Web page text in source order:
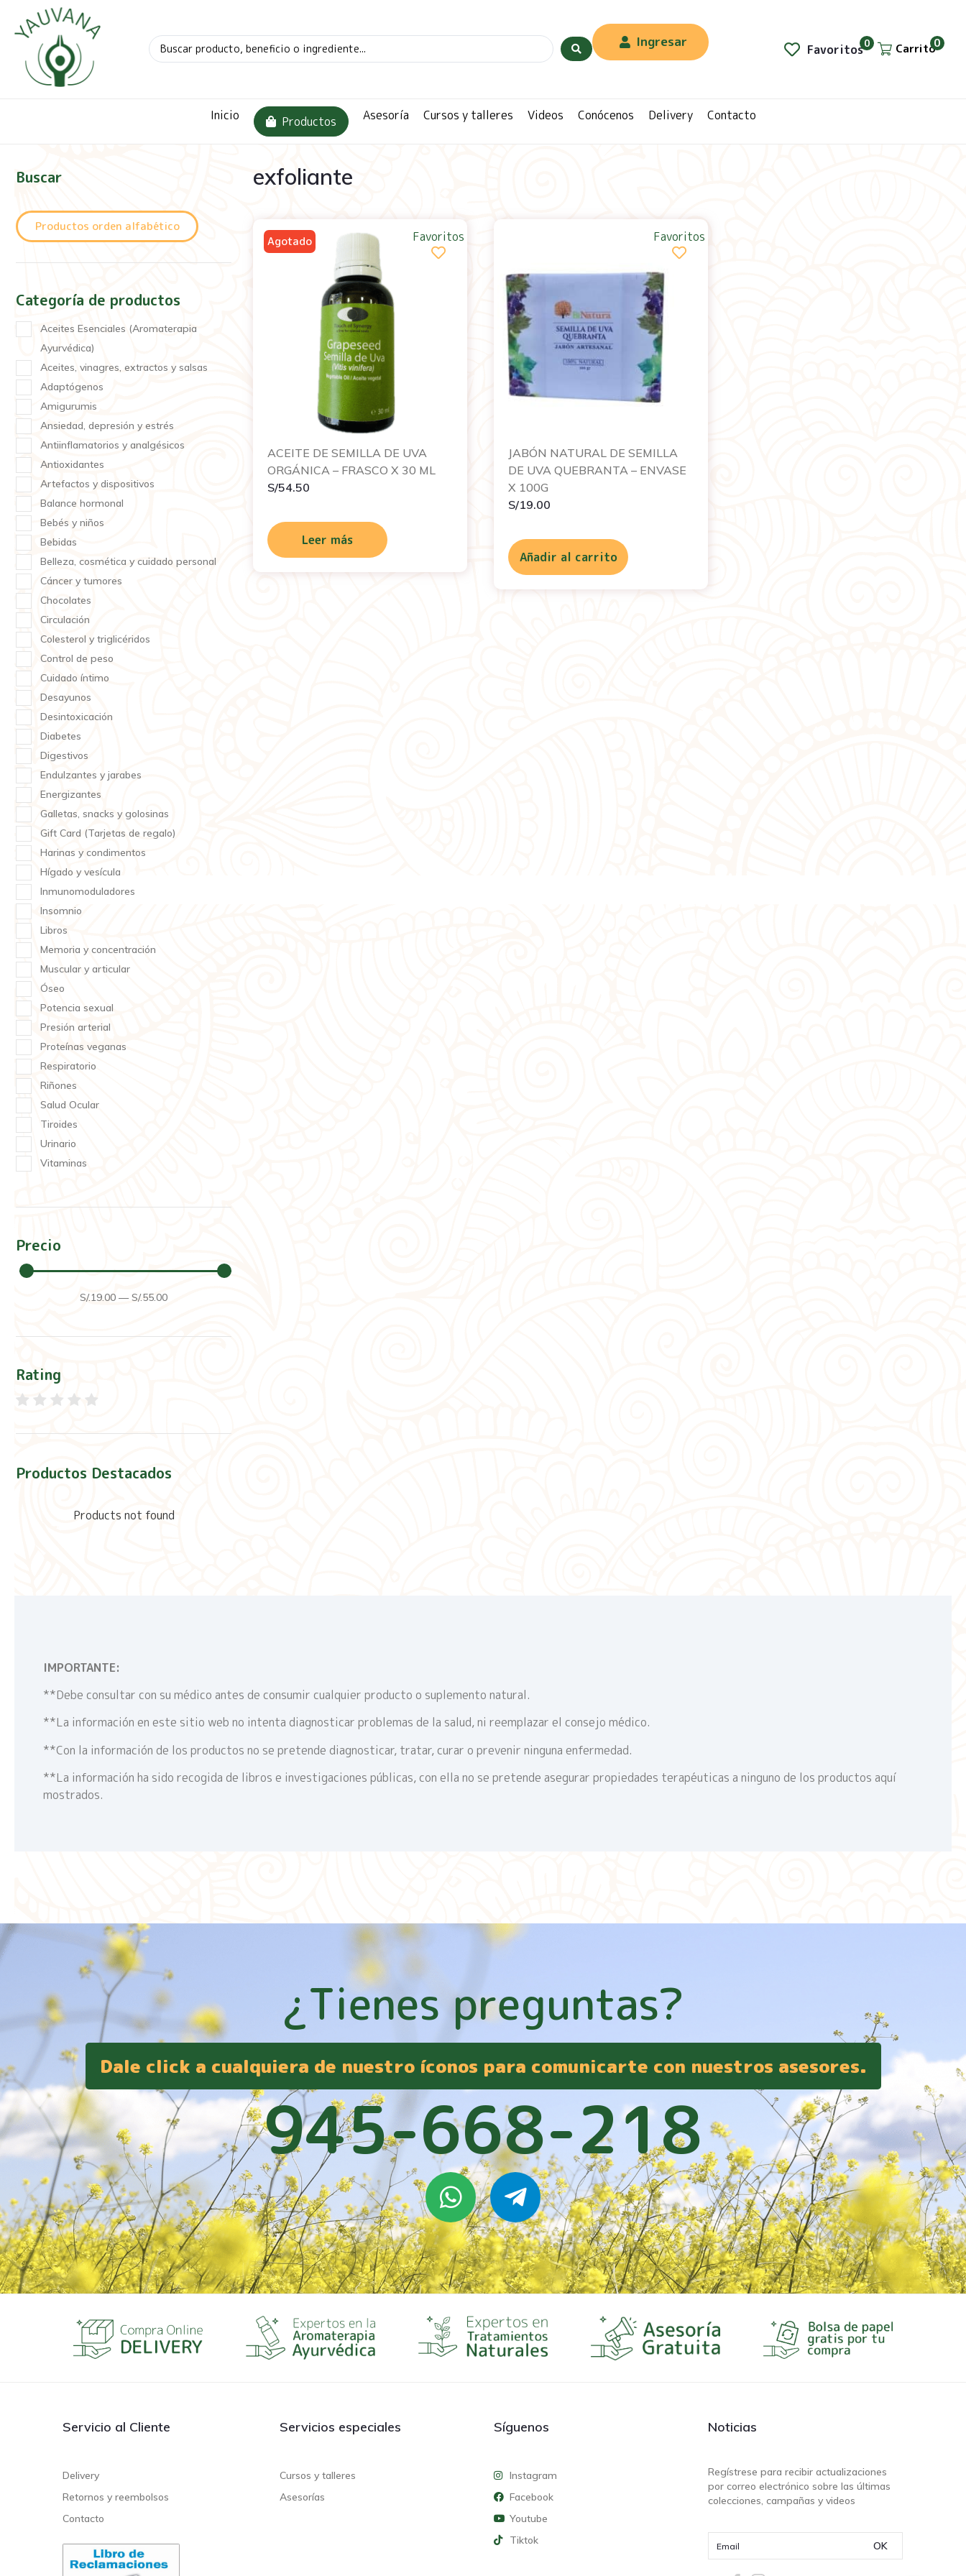
Ingresar Favoritos0 Carrito0
Inicio Productos Asesoría Cursos y talleres Videos Conócenos Delivery Contacto
Buscar
Productos orden alfabético
Categoría de productos
Aceites Esenciales (Aromaterapia
Ayurvédica)
Aceites, vinagres, extractos y salsas
Adaptógenos
Amigurumis
Ansiedad, depresión y estrés
Antiinflamatorios y analgésicos
Antioxidantes
Artefactos y dispositivos
Balance hormonal
Bebés y niños
Bebidas
Belleza, cosmética y cuidado personal
Cáncer y tumores
Chocolates
Circulación
Colesterol y triglicéridos
Control de peso
Cuidado íntimo
Desayunos
Desintoxicación
Diabetes
Digestivos
Endulzantes y jarabes
Energizantes
Galletas, snacks y golosinas
Gift Card (Tarjetas de regalo)
Harinas y condimentos
Hígado y vesícula
Inmunomoduladores
Insomnio
Libros
Memoria y concentración
Muscular y articular
Óseo
Potencia sexual
Presión arterial
Proteínas veganas
Respiratorio
Riñones
Salud Ocular
Tiroides
Urinario
Vitaminas
Precio
S/.19.00 —S/.55.00
Rating
Productos Destacados
Products not found
exfoliante
ACEITE DE SEMILLA DE UVA
ORGÁNICA – FRASCO X 30 ML
S/54.50
Leer más
Favoritos
JABÓN NATURAL DE SEMILLA
DE UVA QUEBRANTA – ENVASE
X 100G
S/19.00
Añadir al carrito
Favoritos
IMPORTANTE:
**Debe consultar con su médico antes de consumir cualquier producto o suplemento natural.
**La información en este sitio web no intenta diagnosticar problemas de la salud, ni reemplazar el consejo médico.
**Con la información de los productos no se pretende diagnosticar, tratar, curar o prevenir ninguna enfermedad.
**La información ha sido recogida de libros e investigaciones públicas, con ella no se pretende asegurar propiedades terapéuticas a ninguno de los productos aquí
mostrados.
¿Tienes preguntas?
Dale click a cualquiera de nuestro íconos para comunicarte con nuestros asesores.
945-668-218
Servicio al Cliente
Delivery
Retornos y reembolsos
Contacto
Servicios especiales
Cursos y talleres
Asesorías
Síguenos
Instagram
Facebook
Youtube
Tiktok
Noticias
Regístrese para recibir actualizaciones
por correo electrónico sobre las últimas
colecciones, campañas y videos
OK